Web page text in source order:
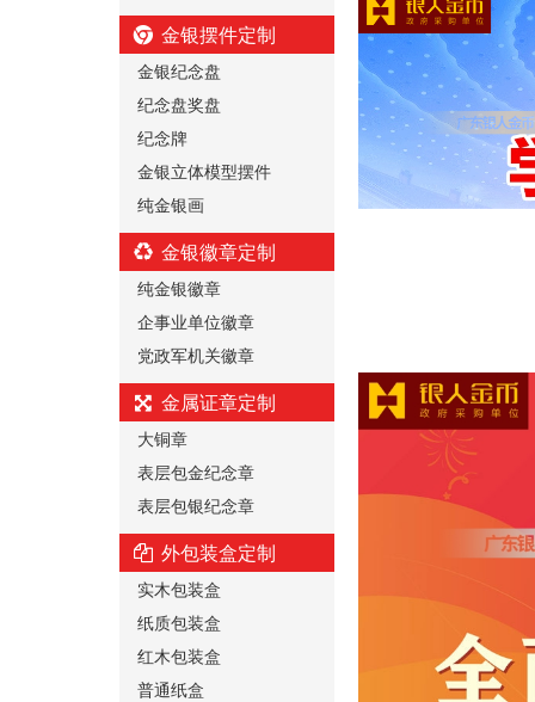
金银摆件定制
金银纪念盘
纪念盘奖盘
纪念牌
金银立体模型摆件
纯金银画
金银徽章定制
纯金银徽章
企事业单位徽章
党政军机关徽章
金属证章定制
大铜章
表层包金纪念章
表层包银纪念章
外包装盒定制
实木包装盒
纸质包装盒
红木包装盒
普通纸盒